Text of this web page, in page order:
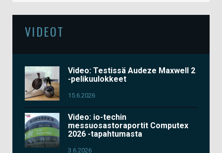
VIDEOT
Video: Testissä Audeze Maxwell 2
-pelikuulokkeet
15.6.2026
Video: io-techin
messuosastoraportit Computex
2026 -tapahtumasta
3.6.2026